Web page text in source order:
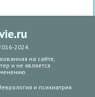
2024.
на сайте,
и не является
и психиатрия